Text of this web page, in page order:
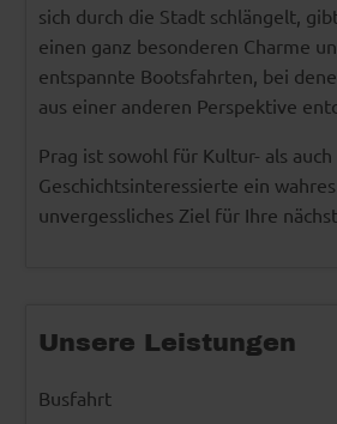
sich durch die Stadt schlängelt,
einen ganz besonderen Charme
entspannte Bootsfahrten, bei
aus einer anderen Perspektive
Prag ist sowohl für Kultur- als
Geschichtsinteressierte ein
unvergessliches Ziel für Ihre
Unsere Leistungen
Busfahrt